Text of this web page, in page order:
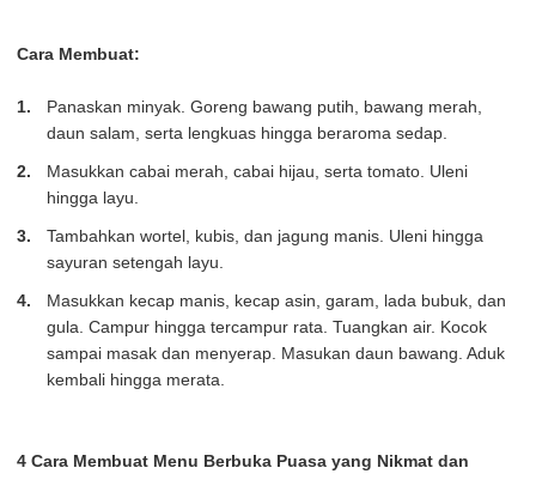
Cara Membuat:
Panaskan minyak. Goreng bawang putih, bawang merah,
daun salam, serta lengkuas hingga beraroma sedap.
Masukkan cabai merah, cabai hijau, serta tomato. Uleni
hingga layu.
Tambahkan wortel, kubis, dan jagung manis. Uleni hingga
sayuran setengah layu.
Masukkan kecap manis, kecap asin, garam, lada bubuk, dan
gula. Campur hingga tercampur rata. Tuangkan air. Kocok
sampai masak dan menyerap. Masukan daun bawang. Aduk
kembali hingga merata.
4 Cara Membuat Menu Berbuka Puasa yang Nikmat dan